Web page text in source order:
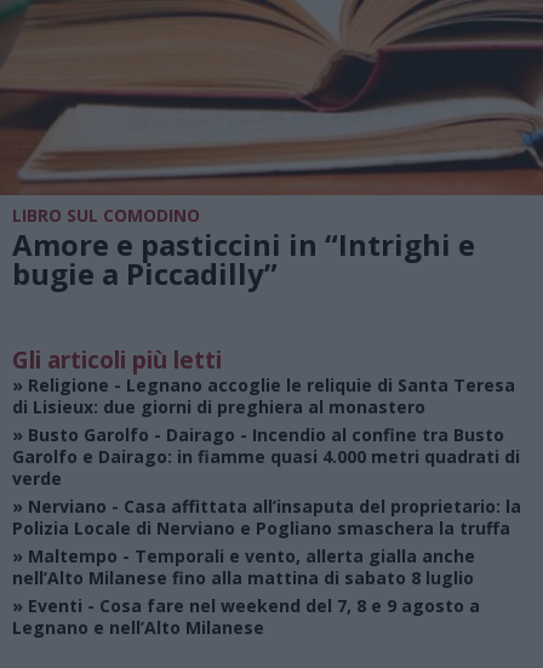
LIBRO SUL COMODINO
Amore e pasticcini in “Intrighi e
bugie a Piccadilly”
Gli articoli più letti
» Religione - Legnano accoglie le reliquie di Santa Teresa
di Lisieux: due giorni di preghiera al monastero
» Busto Garolfo - Dairago - Incendio al confine tra Busto
Garolfo e Dairago: in fiamme quasi 4.000 metri quadrati di
verde
» Nerviano - Casa affittata all’insaputa del proprietario: la
Polizia Locale di Nerviano e Pogliano smaschera la truffa
» Maltempo - Temporali e vento, allerta gialla anche
nell’Alto Milanese fino alla mattina di sabato 8 luglio
» Eventi - Cosa fare nel weekend del 7, 8 e 9 agosto a
Legnano e nell’Alto Milanese